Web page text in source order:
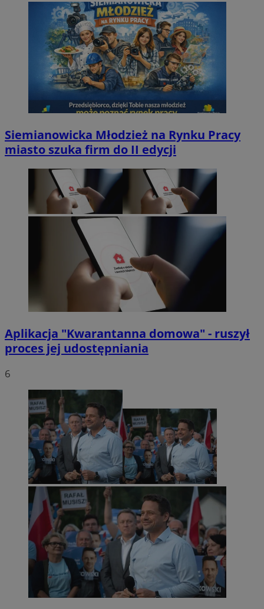
Siemianowicka Młodzież na Rynku Pracy
miasto szuka firm do II edycji
Aplikacja "Kwarantanna domowa" - ruszył
proces jej udostępniania
6